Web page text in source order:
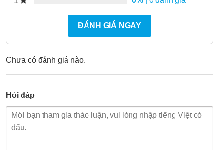
ĐÁNH GIÁ NGAY
Chưa có đánh giá nào.
Hỏi đáp